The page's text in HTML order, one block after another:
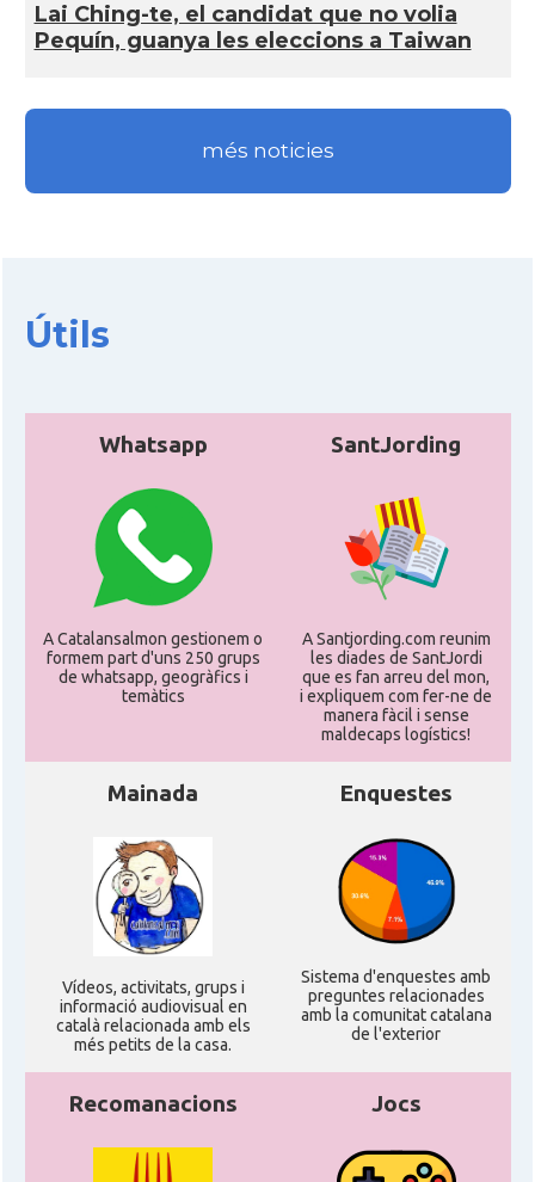
Lai Ching-te, el candidat que no volia
Pequí­n, guanya les eleccions a Taiwan
més noticies
Útils
Whatsapp
A Catalansalmon gestionem o
formem part d'uns 250 grups
de whatsapp, geogràfics i
temàtics
SantJording
A Santjording.com reunim
les diades de SantJordi
que es fan arreu del mon,
i expliquem com fer-ne de
manera fàcil i sense
maldecaps logí­stics!
Mainada
Ví­deos, activitats, grups i
informació audiovisual en
català relacionada amb els
més petits de la casa.
Enquestes
Sistema d'enquestes amb
preguntes relacionades
amb la comunitat catalana
de l'exterior
Recomanacions Jocs